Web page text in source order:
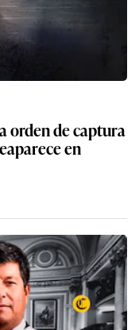
orden de captura
en